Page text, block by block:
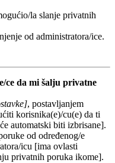
la slanje privatnih
od administratora/ice.
ce da mi šalju privatne
, postavljanjem
korisnika(e)/cu(e) da ti
automatski biti izbrisane].
od određenog/e
icu [ima ovlasti
privatnih poruka ikome].